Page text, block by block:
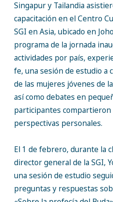
Singapur y Tailandia
capacitación en el Centro
SGI en Asia, ubicado en
programa de la jornada
actividades por país,
fe, una sesión de estudio a
de las mujeres jóvenes de
así como debates en
participantes compartieron
perspectivas personales.
El 1 de febrero, durante la
director general de la SGI,
una sesión de estudio
preguntas y respuestas